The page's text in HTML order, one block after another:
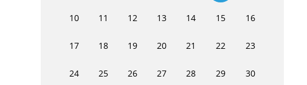
10 11 12 13 14 15 16
17 18 19 20 21 22 23
24 25 26 27 28 29 30